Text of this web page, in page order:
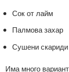
Сок от лайм
Палмова захар
Сушени скариди
Има много